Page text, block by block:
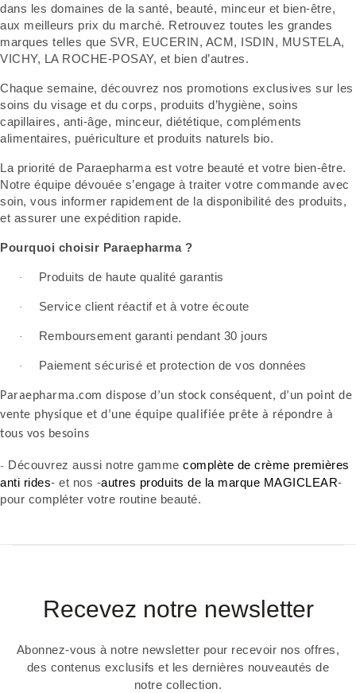
dans les domaines de la santé, beauté, minceur et bien-être,
aux meilleurs prix du marché. Retrouvez toutes les grandes
marques telles que SVR, EUCERIN, ACM, ISDIN, MUSTELA,
VICHY, LA ROCHE-POSAY, et bien d’autres.
Chaque semaine, découvrez nos promotions exclusives sur les
soins du visage et du corps, produits d’hygiène, soins
capillaires, anti-âge, minceur, diététique, compléments
alimentaires, puériculture et produits naturels bio.
La priorité de Paraepharma est votre beauté et votre bien-être.
Notre équipe dévouée s’engage à traiter votre commande avec
soin, vous informer rapidement de la disponibilité des produits,
et assurer une expédition rapide.
Pourquoi choisir Paraepharma ?
· Produits de haute qualité garantis
· Service client réactif et à votre écoute
· Remboursement garanti pendant 30 jours
· Paiement sécurisé et protection de vos données
Paraepharma.com dispose d’un stock conséquent, d’un point de
vente physique et d’une équipe qualifiée prête à répondre à
tous vos besoins
- Découvrez aussi notre gamme complète de crème premières
anti rides- et nos -autres produits de la marque MAGICLEAR-
pour compléter votre routine beauté.
Recevez notre newsletter
Abonnez-vous à notre newsletter pour recevoir nos offres,
des contenus exclusifs et les dernières nouveautés de
notre collection.